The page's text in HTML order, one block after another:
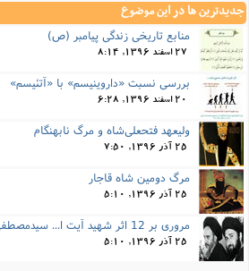
جدیدترین ها در این موضوع
منابع تاريخي زندگي پيامبر (ص)
27 اسفند 1396, 8:14
بررسي نسبت «داروينيسم» با «آتئيسم»
20 اسفند 1396, 6:28
ولیعهد فتحعلی‌شاه و مرگ نابهنگام
25 آذر 1396, 7:50
مرگ دومین شاه قاجار
25 آذر 1396, 5:10
مروری بر 12 اثر شهید آیت ا... سیدمصطفی خمینی
25 آذر 1396, 5:10